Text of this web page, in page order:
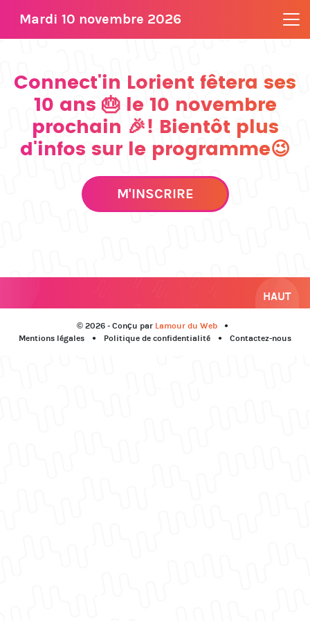
Mardi 10 novembre 2026
Connect'in Lorient fêtera ses
10 ans 🎂 le 10 novembre
prochain 🎉! Bientôt plus
d'infos sur le programme😉
M'INSCRIRE
HAUT
© 2026 - Conçu par Lamour du Web
Mentions légales
Politique de confidentialité Contactez-nous